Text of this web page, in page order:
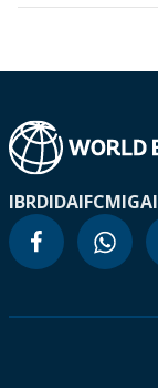
IBRDIDAIFCMIGA